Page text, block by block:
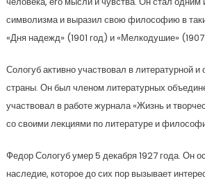
символизма и выразил свою философию в
«Дня надежд» (1901 год) и «Мелкодушие»
Сологуб активно участвовал в литературной
страны. Он был членом литературных
участвовал в работе журнала «Жизнь и
со своими лекциями по литературе и
Федор Сологуб умер 5 декабря 1927 года. Он
наследие, которое до сих пор вызывает